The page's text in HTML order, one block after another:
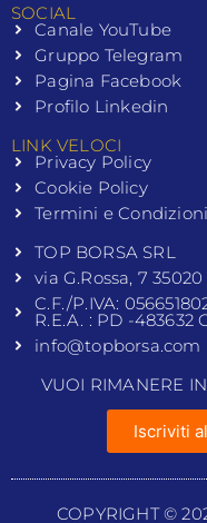
SOCIAL
Canale YouTube
Gruppo Telegram
Pagina Facebook
Profilo Linkedin
LINK VELOCI
Privacy Policy
Cookie Policy
Termini e Condizioni
TOP BORSA SRL
via G.Rossa, 7
C.F./P.IVA:
R.E.A. : PD -483632
info@topborsa.com
VUOI RIMANERE
Iscriviti
COPYRIGHT ©